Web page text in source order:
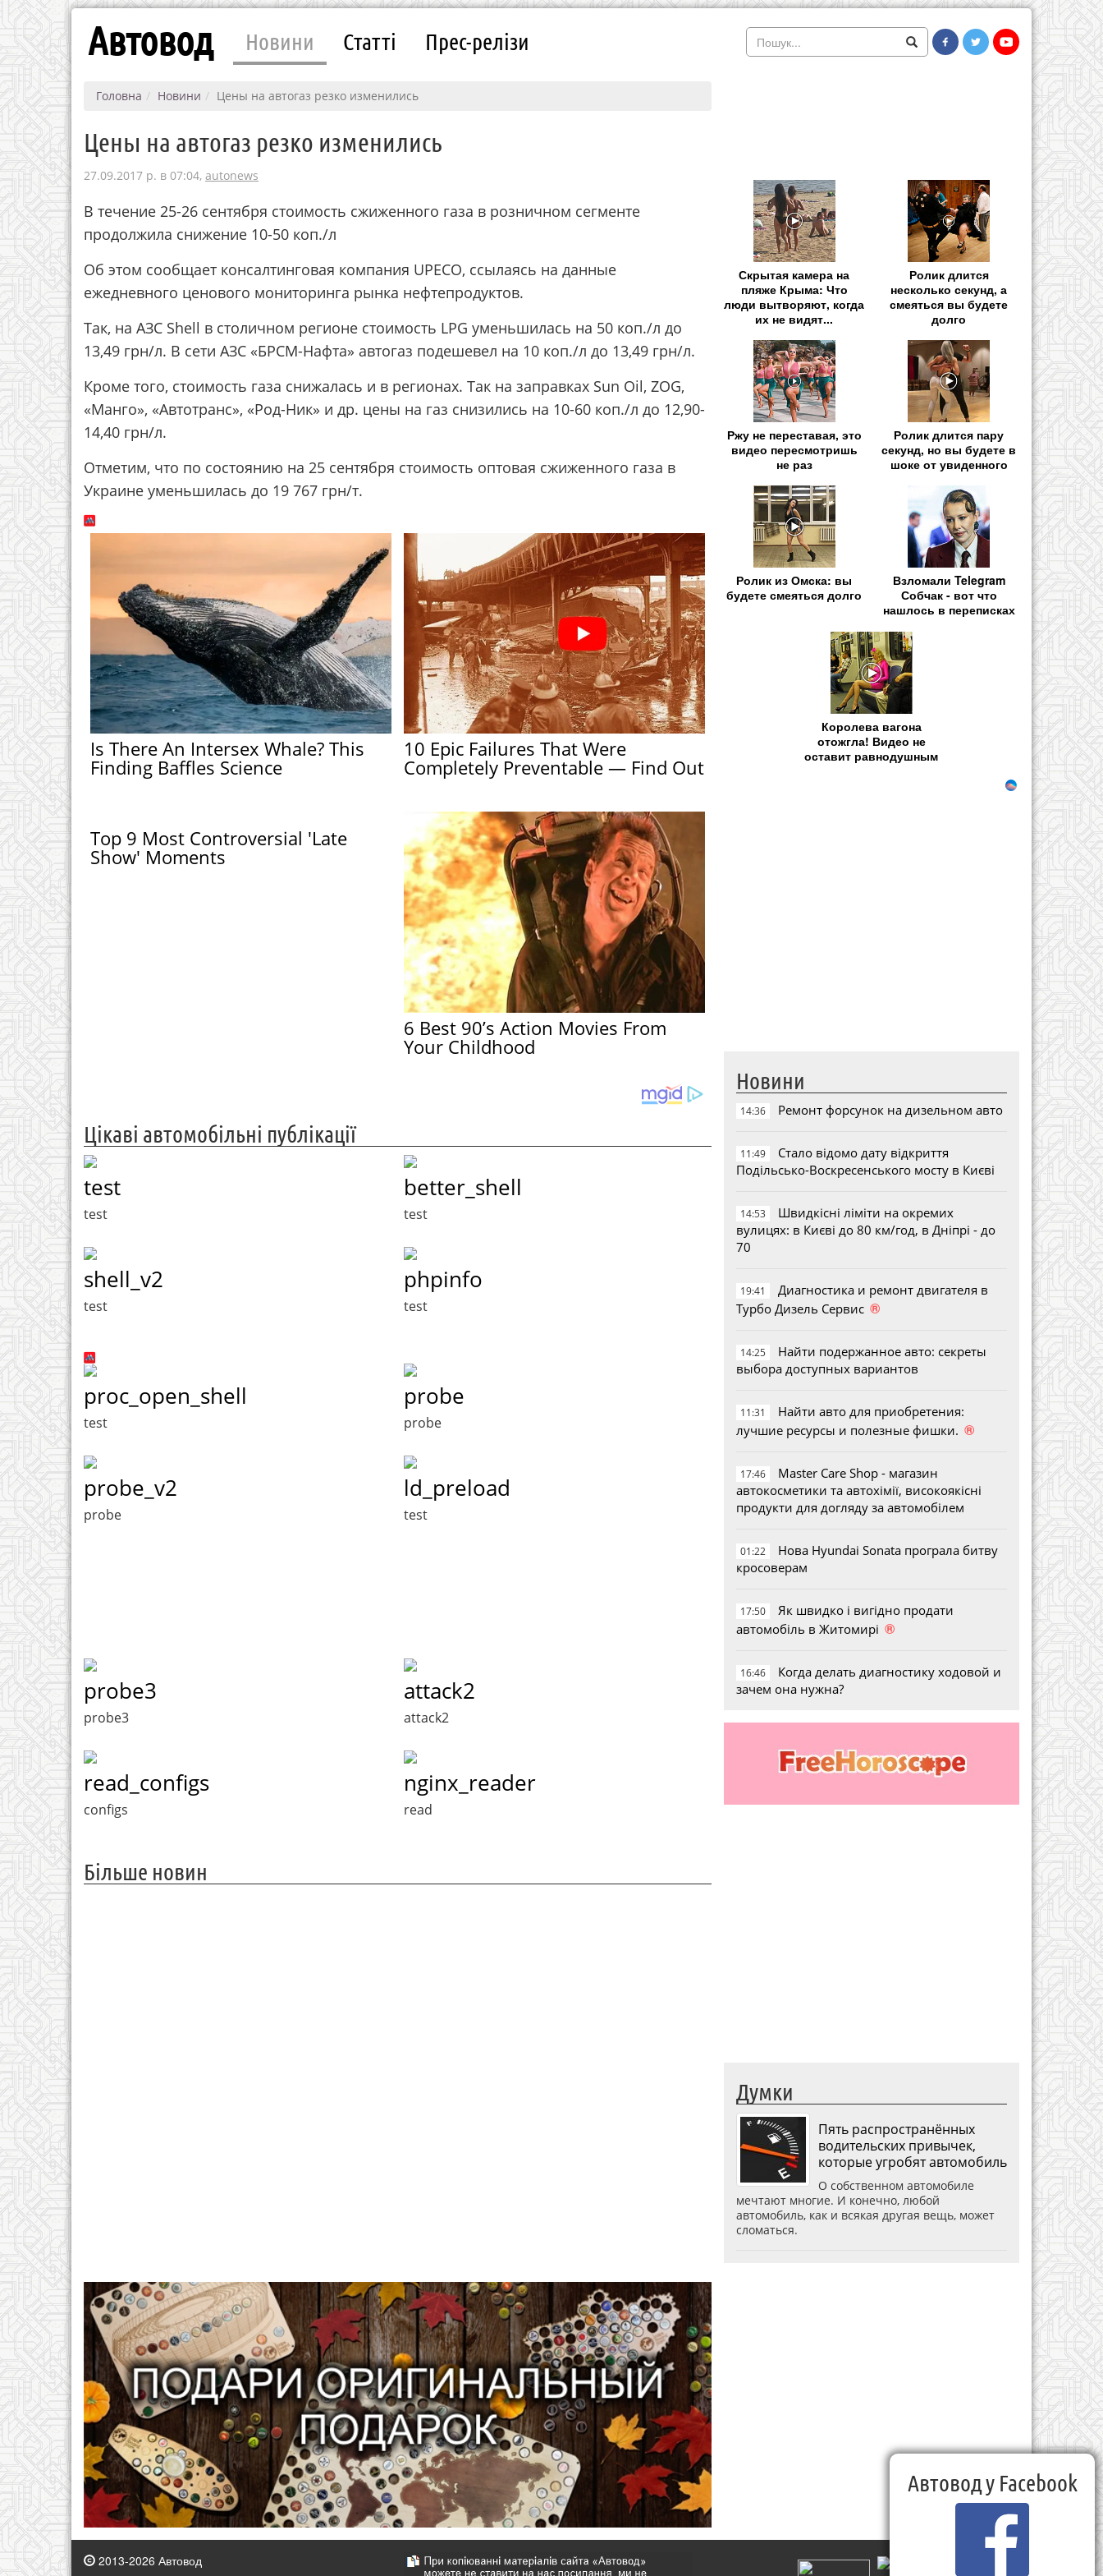
Автовод Новини Статті Прес-релізи
Головна Новини Цены на автогаз резко изменились
Цены на автогаз резко изменились
27.09.2017 р. в 07:04, autonews
В течение 25-26 сентября стоимость сжиженного газа в розничном сегменте
продолжила снижение 10-50 коп./л
Об этом сообщает консалтинговая компания UPECO, ссылаясь на данные
ежедневного ценового мониторинга рынка нефтепродуктов.
Так, на АЗС Shell в столичном регионе стоимость LPG уменьшилась на 50 коп./л до
13,49 грн/л. В сети АЗС «БРСМ-Нафта» автогаз подешевел на 10 коп./л до 13,49 грн/л.
Кроме того, стоимость газа снижалась и в регионах. Так на заправках Sun Oil, ZOG,
«Манго», «Автотранс», «Род-Ник» и др. цены на газ снизились на 10-60 коп./л до 12,90-
14,40 грн/л.
Отметим, что по состоянию на 25 сентября стоимость оптовая сжиженного газа в
Украине уменьшилась до 19 767 грн/т.
Is There An Intersex Whale? This
Finding Baffles Science
10 Epic Failures That Were
Completely Preventable — Find Out
Top 9 Most Controversial 'Late
Show' Moments
6 Best 90’s Action Movies From
Your Childhood
Цікаві автомобільні публікації
test
test
better_shell
test
shell_v2
test
phpinfo
test
proc_open_shell
test
probe
probe
probe_v2
probe
ld_preload
test
probe3
probe3
attack2
attack2
read_configs
configs
nginx_reader
read
Більше новин
Скрытая камера на
пляже Крыма: Что
люди вытворяют, когда
их не видят...
Ролик длится
несколько секунд, а
смеяться вы будете
долго
Ржу не переставая, это
видео пересмотришь
не раз
Ролик длится пару
секунд, но вы будете в
шоке от увиденного
Ролик из Омска: вы
будете смеяться долго
Взломали Telegram
Собчак - вот что
нашлось в переписках
Королева вагона
отожгла! Видео не
оставит равнодушным
Новини
14:36 Ремонт форсунок на дизельном авто
11:49
Стало відомо дату відкриття
Подільсько-Воскресенського мосту в Києві
14:53
Швидкісні ліміти на окремих
вулицях: в Києві до 80 км/год, в Дніпрі - до
70
19:41
Диагностика и ремонт двигателя в
Турбо Дизель Сервис ®
14:25
Найти подержанное авто: секреты
выбора доступных вариантов
11:31
Найти авто для приобретения:
лучшие ресурсы и полезные фишки. ®
17:46
Master Care Shop - магазин
автокосметики та автохімії, високоякісні
продукти для догляду за автомобілем
01:22
Нова Hyundai Sonata програла битву
кросоверам
17:50
Як швидко і вигідно продати
автомобіль в Житомирі ®
16:46
Когда делать диагностику ходовой и
зачем она нужна?
Думки
Пять распространённых
водительских привычек,
которые угробят автомобиль
О собственном автомобиле
мечтают многие. И конечно, любой
автомобиль, как и всякая другая вещь, может
сломаться.
2013-2026 Автовод
Автовод у Facebook